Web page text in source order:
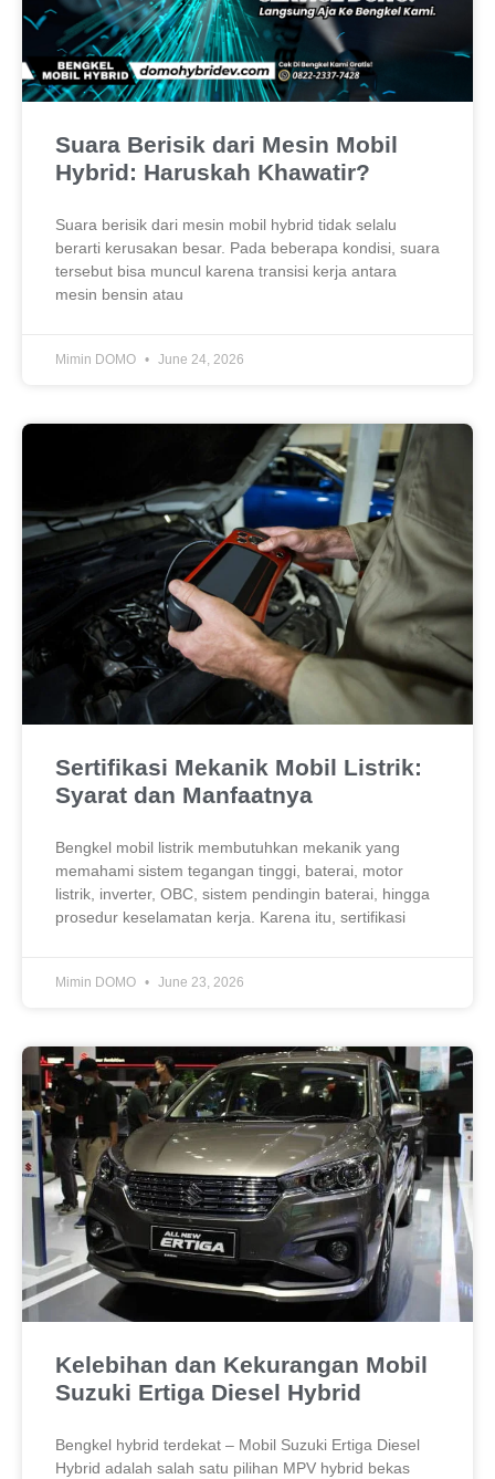
Suara Berisik dari Mesin Mobil
Hybrid: Haruskah Khawatir?
Suara berisik dari mesin mobil hybrid tidak selalu
berarti kerusakan besar. Pada beberapa kondisi, suara
tersebut bisa muncul karena transisi kerja antara
mesin bensin atau
Mimin DOMO June 24, 2026
Sertifikasi Mekanik Mobil Listrik:
Syarat dan Manfaatnya
Bengkel mobil listrik membutuhkan mekanik yang
memahami sistem tegangan tinggi, baterai, motor
listrik, inverter, OBC, sistem pendingin baterai, hingga
prosedur keselamatan kerja. Karena itu, sertifikasi
Mimin DOMO June 23, 2026
Kelebihan dan Kekurangan Mobil
Suzuki Ertiga Diesel Hybrid
Bengkel hybrid terdekat – Mobil Suzuki Ertiga Diesel
Hybrid adalah salah satu pilihan MPV hybrid bekas